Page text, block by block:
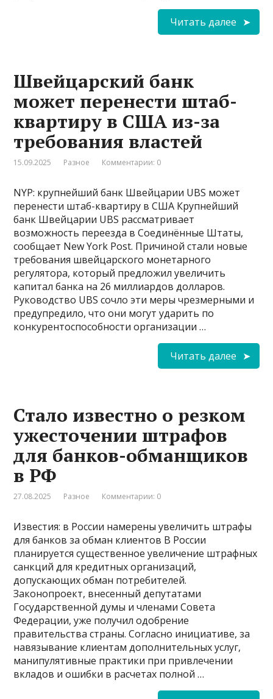
Читать далее
Швейцарский банк
может перенести штаб-
квартиру в США из-за
требования властей
15.09.2025 Разное Комментарии: 0
NYP: крупнейший банк Швейцарии UBS может
перенести штаб-квартиру в США Крупнейший
банк Швейцарии UBS рассматривает
возможность переезда в Соединённые Штаты,
сообщает New York Post. Причиной стали новые
требования швейцарского монетарного
регулятора, который предложил увеличить
капитал банка на 26 миллиардов долларов.
Руководство UBS сочло эти меры чрезмерными и
предупредило, что они могут ударить по
конкурентоспособности организации …
Читать далее
Стало известно о резком
ужесточении штрафов
для банков-обманщиков
в РФ
27.08.2025 Разное Комментарии: 0
Известия: в России намерены увеличить штрафы
для банков за обман клиентов В России
планируется существенное увеличение штрафных
санкций для кредитных организаций,
допускающих обман потребителей.
Законопроект, внесенный депутатами
Государственной думы и членами Совета
Федерации, уже получил одобрение
правительства страны. Согласно инициативе, за
навязывание клиентам дополнительных услуг,
манипулятивные практики при привлечении
вкладов и ошибки в расчетах полной …